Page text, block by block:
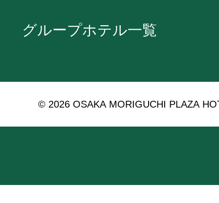
グループホテル一覧
© 2026 OSAKA MORIGUCHI PLAZA